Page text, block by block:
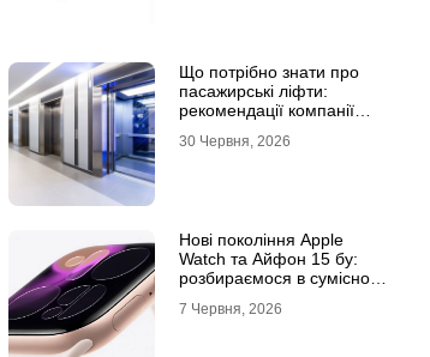
Що потрібно знати про
пасажирські ліфти:
рекомендації компанії
30 Червня, 2026
Нові покоління Apple
Watch та Айфон 15 бу:
розбираємося в сумісності
екосистеми
7 Червня, 2026